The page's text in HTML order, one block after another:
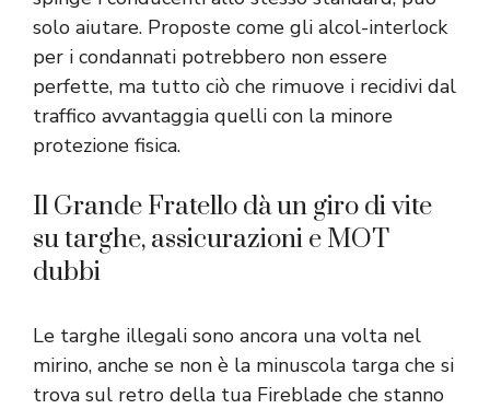
solo aiutare. Proposte come gli alcol-interlock
per i condannati potrebbero non essere
perfette, ma tutto ciò che rimuove i recidivi dal
traffico avvantaggia quelli con la minore
protezione fisica.
Il Grande Fratello dà un giro di vite
su targhe, assicurazioni e MOT
dubbi
Le targhe illegali sono ancora una volta nel
mirino, anche se non è la minuscola targa che si
trova sul retro della tua Fireblade che stanno